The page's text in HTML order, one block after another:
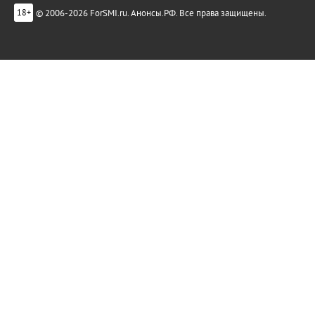
18+ © 2006-2026 ForSMI.ru. Анонсы.РФ. Все права защищены.